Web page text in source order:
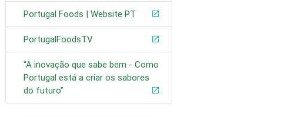
Portugal Foods | Website PT
PortugalFoodsTV
“A inovação que sabe bem - Como
Portugal está a criar os sabores
do futuro”